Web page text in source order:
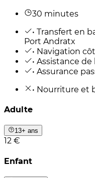
30 minutes
• Transfert en
Port Andratx
• Navigation
• Assistance
• Assurance
• Nourriture et
Adulte
13+ ans
12 €
Enfant